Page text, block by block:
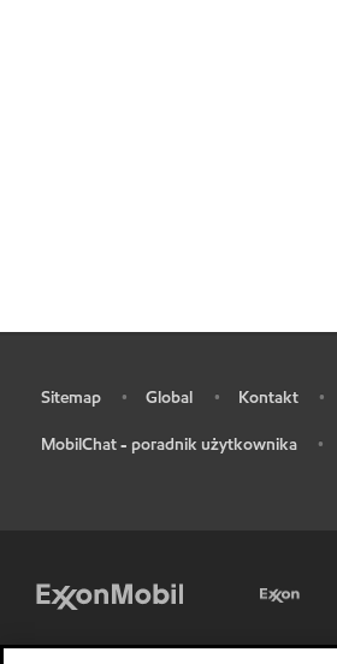
Sitemap • Global • Kontakt •
MobilChat - poradnik użytkownika •